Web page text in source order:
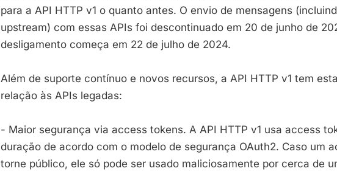
para a API HTTP v1 o quanto antes. O envio de mensagens
upstream) com essas APIs foi descontinuado em 20 de junho de
desligamento começa em 22 de julho de 2024.
Além de suporte contínuo e novos recursos, a API HTTP v1 tem
relação às APIs legadas:
- Maior segurança via access tokens. A API HTTP v1 usa access
duração de acordo com o modelo de segurança OAuth2. Caso um
torne público, ele só pode ser usado maliciosamente por cerca de